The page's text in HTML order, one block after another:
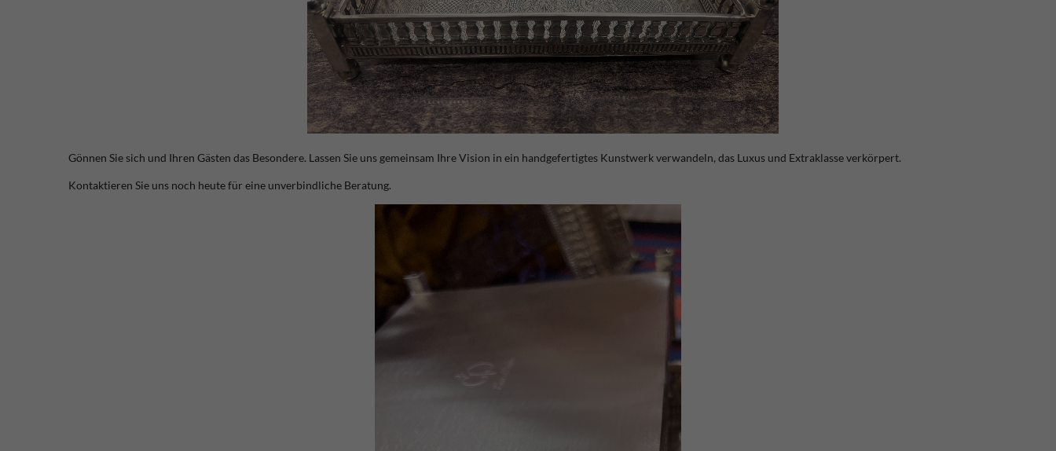
Gönnen Sie sich und Ihren Gästen das Besondere. Lassen Sie uns gemeinsam Ihre Vision in ein handgefertigtes Kunstwerk verwandeln, das Luxus und Extraklasse verkörpert.
Kontaktieren Sie uns noch heute für eine unverbindliche Beratung.